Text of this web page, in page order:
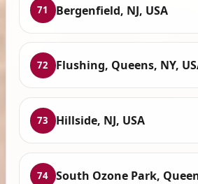
71 Bergenfield, NJ, USA
72 Flushing, Queens, NY,
73 Hillside, NJ, USA
74 South Ozone Park,